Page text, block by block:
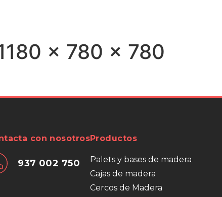
x 780 x 780
con nosotros
937 002 750
Productos
Palets y bases de madera
Cajas de madera
Cercos de Madera